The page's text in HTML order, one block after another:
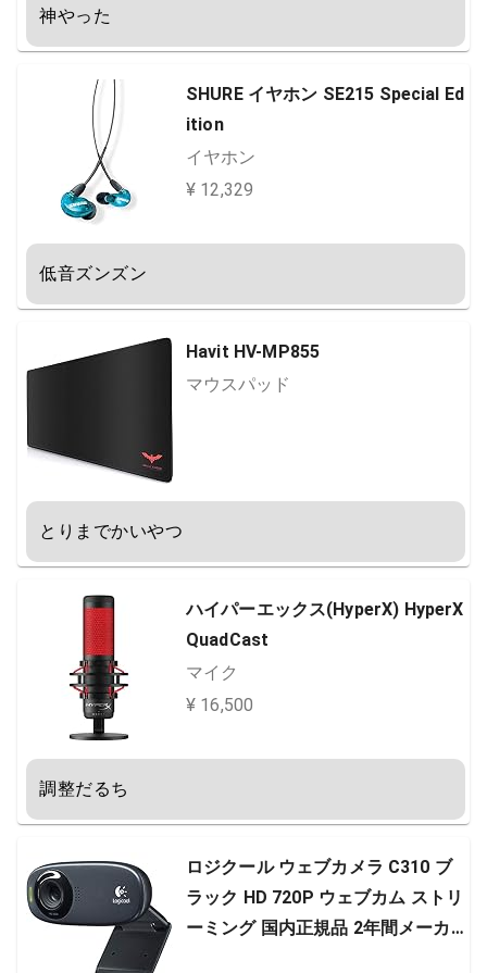
神やった
SHURE イヤホン SE215 Special Ed
ition
イヤホン
¥ 12,329
低音ズンズン
Havit HV-MP855
マウスパッド
とりまでかいやつ
ハイパーエックス(HyperX) HyperX
QuadCast
マイク
¥ 16,500
調整だるち
ロジクール ウェブカメラ C310 ブ
ラック HD 720P ウェブカム ストリ
ーミング 国内正規品 2年間メーカ